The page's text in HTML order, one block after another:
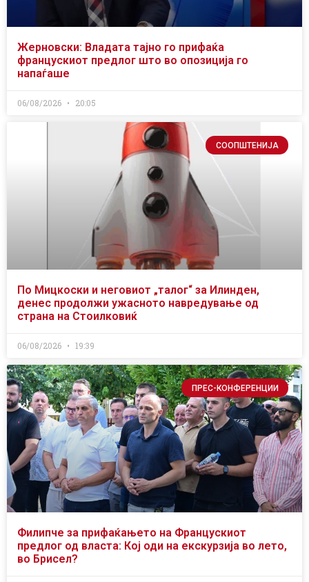
Жерновски: Владата тајно го прифаќа
францускиот предлог што во опозиција го
напаѓаше
06/08/2026 20:05
СООПШТЕНИЈА
По Мицкоски и неговиот „талог“ за Илинден,
денес продолжи ужасното навредување од
страна на Стоилковиќ
06/08/2026 19:39
ПРЕС-КОНФЕРЕНЦИИ
Филипче за прифаќањето на Францускиот
предлог од власта: Кој оди на екскурзија во лето,
во Брисел?